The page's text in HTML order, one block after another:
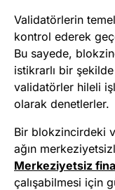
Validatörlerin
kontrol ederek
Bu sayede,
istikrarlı bir şekilde
validatörler hileli
olarak denetlerler.
Bir blokzincirdeki
ağın
Merkeziyetsiz
çalışabilmesi için